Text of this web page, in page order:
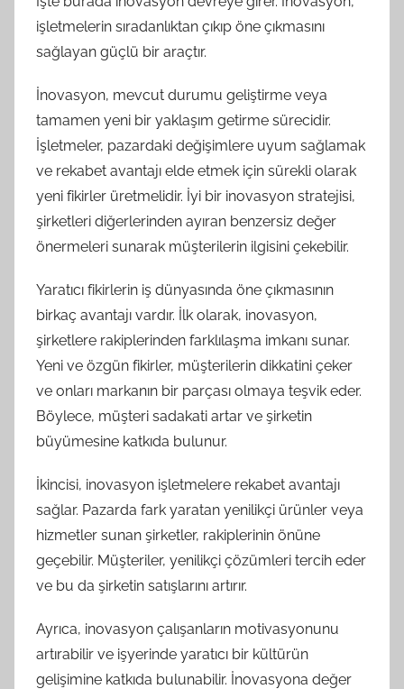
işletmelerin sıradanlıktan çıkıp öne çıkmasını
sağlayan güçlü bir araçtır.
İnovasyon, mevcut durumu geliştirme veya
tamamen yeni bir yaklaşım getirme sürecidir.
İşletmeler, pazardaki değişimlere uyum sağlamak
ve rekabet avantajı elde etmek için sürekli olarak
yeni fikirler üretmelidir. İyi bir inovasyon stratejisi,
şirketleri diğerlerinden ayıran benzersiz değer
önermeleri sunarak müşterilerin ilgisini çekebilir.
Yaratıcı fikirlerin iş dünyasında öne çıkmasının
birkaç avantajı vardır. İlk olarak, inovasyon,
şirketlere rakiplerinden farklılaşma imkanı sunar.
Yeni ve özgün fikirler, müşterilerin dikkatini çeker
ve onları markanın bir parçası olmaya teşvik eder.
Böylece, müşteri sadakati artar ve şirketin
büyümesine katkıda bulunur.
İkincisi, inovasyon işletmelere rekabet avantajı
sağlar. Pazarda fark yaratan yenilikçi ürünler veya
hizmetler sunan şirketler, rakiplerinin önüne
geçebilir. Müşteriler, yenilikçi çözümleri tercih eder
ve bu da şirketin satışlarını artırır.
Ayrıca, inovasyon çalışanların motivasyonunu
artırabilir ve işyerinde yaratıcı bir kültürün
gelişimine katkıda bulunabilir. İnovasyona değer